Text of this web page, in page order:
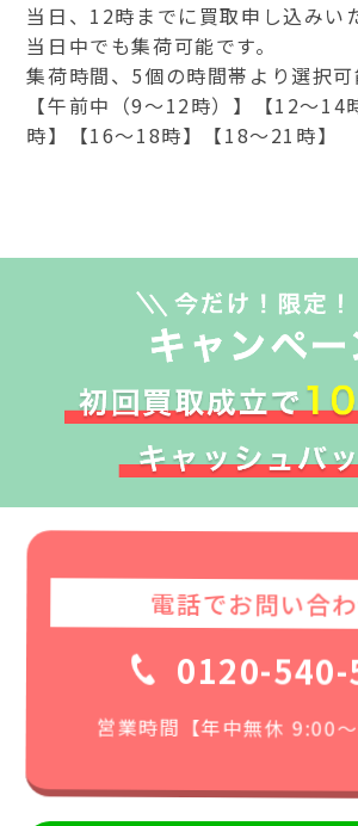
当日、12時までに買取申し込みい
当日中でも集荷可能です。
集荷時間、5個の時間帯より選択可
【午前中（9～12時）】【12～14
時】【16～18時】【18～21時】
電話でお問い合
0120-540-
営業時間【年中無休 9:00〜